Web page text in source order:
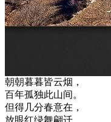
朝朝暮暮皆云烟，
百年孤独此山间。
但得几分春意在，
放眼红绿舞翩迁。